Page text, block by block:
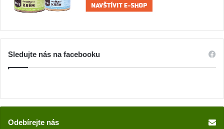
Sledujte nás na facebooku
Odebírejte nás